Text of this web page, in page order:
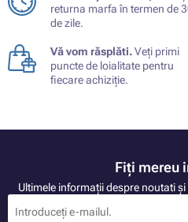
returna marfa în termen de
de zile.
Vă vom răsplăti.Veți primi
puncte de loialitate pentru
fiecare achiziție.
Fiți mereu
Ultimele informații despre noutati